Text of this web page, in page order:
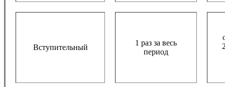
Вступительный
1 раз за весь
период